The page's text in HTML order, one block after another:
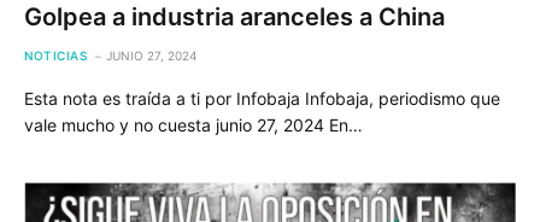
Golpea a industria aranceles a China
NOTICIAS JUNIO 27, 2024
Esta nota es traída a ti por Infobaja Infobaja, periodismo que
vale mucho y no cuesta junio 27, 2024 En…